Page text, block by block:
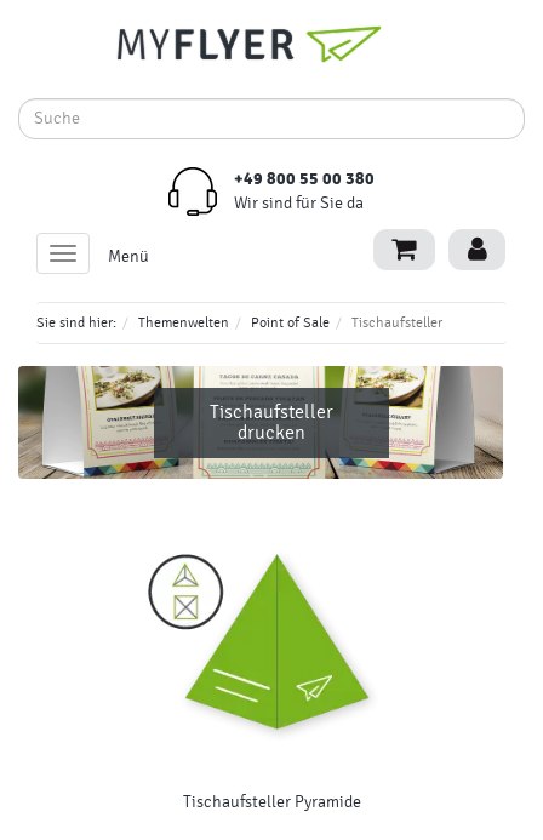
+49 800 55 00 380
Wir sind für Sie da
Toggle
navigation
Menü
Sie sind hier: Themenwelten Point of Sale Tischaufsteller
Tischaufsteller
drucken
Tischaufsteller Pyramide